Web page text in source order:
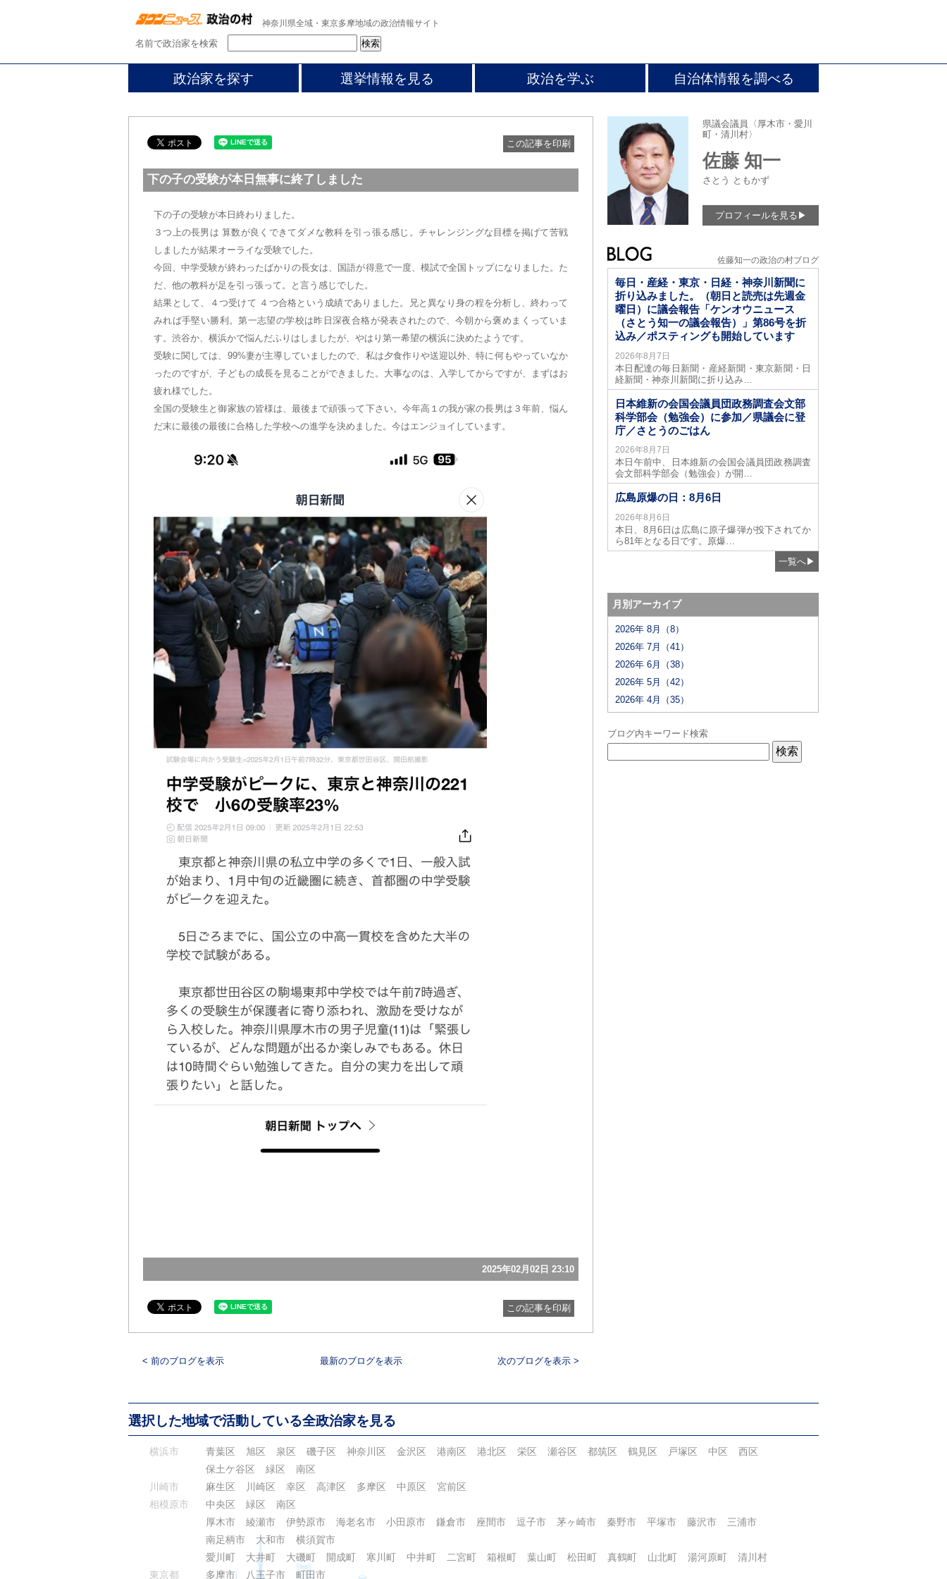
神奈川県全域・東京多摩地域の政治情報サイト
名前で政治家を検索
政治家を探す 選挙情報を見る 政治を学ぶ 自治体情報を調べる
この記事を印刷
下の子の受験が本日無事に終了しました
下の子の受験が本日終わりました。
３つ上の長男は 算数が良くできてダメな教科を引っ張る感じ。チャレンジングな目標を掲げて苦戦
しましたが結果オーライな受験でした。
今回、中学受験が終わったばかりの長女は、国語が得意で一度、模試で全国トップになりました。た
だ、他の教科が足を引っ張って。と言う感じでした。
結果として、４つ受けて ４つ合格という成績でありました。兄と異なり身の程を分析し、終わって
みれば手堅い勝利。第一志望の学校は昨日深夜合格が発表されたので、今朝から褒めまくっていま
す。渋谷か、横浜かで悩んだふりはしましたが、やはり第一希望の横浜に決めたようです。
受験に関しては、99%妻が主導していましたので、私は夕食作りや送迎以外、特に何もやっていなか
ったのですが、子どもの成長を見ることができました。大事なのは、入学してからですが、まずはお
疲れ様でした。
全国の受験生と御家族の皆様は、最後まで頑張って下さい。今年高１の我が家の長男は３年前、悩ん
だ末に最後の最後に合格した学校への進学を決めました。今はエンジョイしています。
2025年02月02日 23:10
この記事を印刷
< 前のブログを表示 最新のブログを表示 次のブログを表示 >
県議会議員〈厚木市・愛川
町・清川村〉
佐藤 知一
さとう ともかず
プロフィールを見る ▶
佐藤知一の政治の村ブログ
毎日・産経・東京・日経・神奈川新聞に
折り込みました。（朝日と読売は先週金
曜日）に議会報告「ケンオウニュース
（さとう知一の議会報告）」第86号を折
込み／ポスティングも開始しています
2026年8月7日
本日配達の毎日新聞・産経新聞・東京新聞・日
経新聞・神奈川新聞に折り込み…
日本維新の会国会議員団政務調査会文部
科学部会（勉強会）に参加／県議会に登
庁／さとうのごはん
2026年8月7日
本日午前中、日本維新の会国会議員団政務調査
会文部科学部会（勉強会）が開…
広島原爆の日：8月6日
2026年8月6日
本日、8月6日は広島に原子爆弾が投下されてか
ら81年となる日です。原爆…
一覧へ▶
月別アーカイブ
2026年 8月（8）
2026年 7月（41）
2026年 6月（38）
2026年 5月（42）
2026年 4月（35）
ブログ内キーワード検索
選択した地域で活動している全政治家を見る
横浜市 青葉区 旭区 泉区 磯子区 神奈川区 金沢区 港南区 港北区 栄区 瀬谷区 都筑区 鶴見区 戸塚区 中区
西区
保土ケ谷区
緑区
南区
川崎市
麻生区 川崎区 幸区 高津区 多摩区 中原区
宮前区
相模原市
中央区 緑区
南区
厚木市
綾瀬市 伊勢原市 海老名市 小田原市 鎌倉市 座間市 逗子市 茅ヶ崎市 秦野市 平塚市 藤沢市
三浦市
南足柄市
大和市
横須賀市
愛川町
大井町 大磯町 開成町 寒川町 中井町 二宮町 箱根町 葉山町 松田町 真鶴町 山北町 湯河原町
清川村
東京都
多摩市 八王子市 町田市